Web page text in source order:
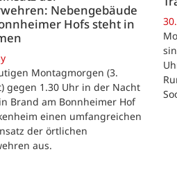
Nebengebäude
Hofs steht in
Montagmorgen (3.
gegen 1.30 Uhr in der Nacht
Brand am Bonnheimer Hof
einen umfangreichen
der örtlichen
aus.